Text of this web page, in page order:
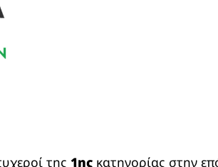
της 1ης κατηγορίας στην